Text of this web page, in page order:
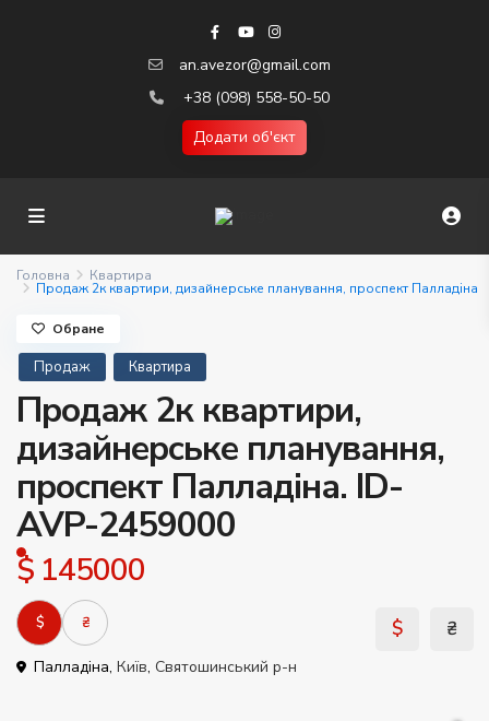
an.avezor@gmail.com
+38 (098) 558-50-50
Додати об'єкт
Головна Квартира
Продаж 2к квартири, дизайнерське планування, проспект Палладіна
Продаж Квартира
Продаж 2к квартири,
дизайнерське планування,
проспект Палладіна. ID-
AVP-2459000
$ 145000
$ ₴
Палладіна, Київ, Святошинський р-н
Обране
$ ₴